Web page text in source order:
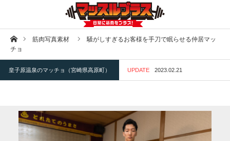
ホーム筋肉写真素材
騒がしすぎるお客様を手刀で眠らせる仲居マッ
チョ
皇子原温泉のマッチョ（宮崎県高原町） UPDATE 2023.02.21